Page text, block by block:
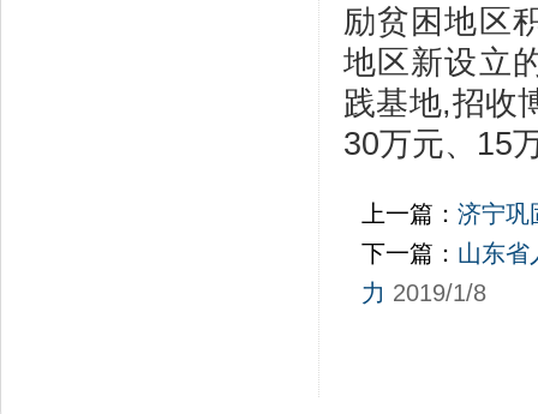
励贫困地区
地区新设立
践基地,招收
30万元、15
上一篇： 济宁巩
下一篇： 山东省
力 2019/1/8